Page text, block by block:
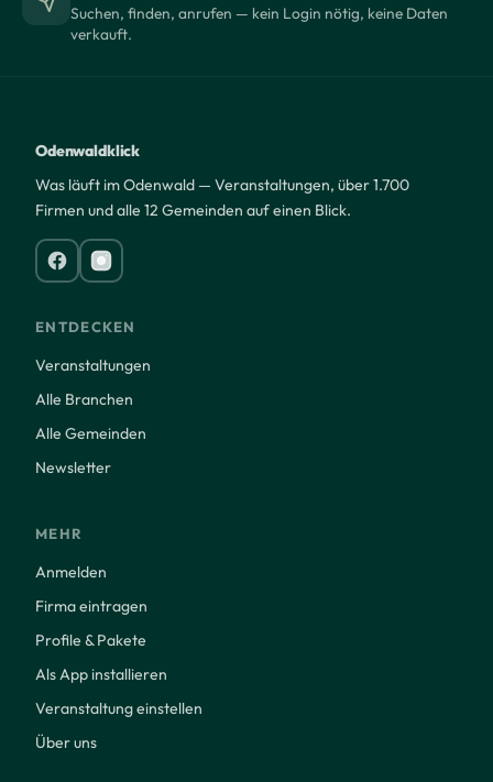
Suchen, finden, anrufen — kein Login nötig, keine Daten
verkauft.
Odenwaldklick
Was läuft im Odenwald — Veranstaltungen, über 1.700
Firmen und alle 12 Gemeinden auf einen Blick.
ENTDECKEN
Veranstaltungen
Alle Branchen
Alle Gemeinden
Newsletter
MEHR
Anmelden
Firma eintragen
Profile & Pakete
Als App installieren
Veranstaltung einstellen
Über uns